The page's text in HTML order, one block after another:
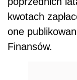
kwotach
one
Finansów.